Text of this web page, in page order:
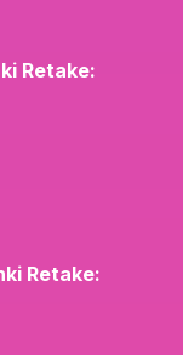
Retake:
Retake: